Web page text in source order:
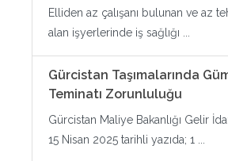
Elliden az çalışanı bulunan ve az
alan işyerlerinde iş sağlığı ...
Gürcistan Taşımalarında
Teminatı Zorunluluğu
Gürcistan Maliye Bakanlığı Gelir
15 Nisan 2025 tarihli yazıda; 1 ...